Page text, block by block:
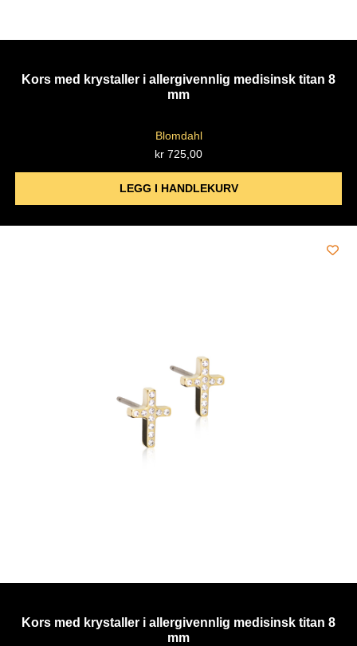
Kors med krystaller i allergivennlig medisinsk titan 8
mm
Blomdahl
kr 725,00
LEGG I HANDLEKURV
Kors med krystaller i allergivennlig medisinsk titan 8
mm